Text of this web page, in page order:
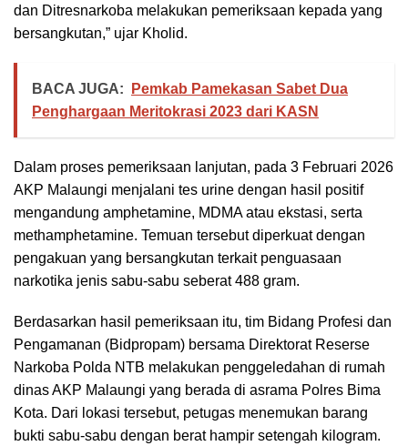
dan Ditresnarkoba melakukan pemeriksaan kepada yang
bersangkutan,” ujar Kholid.
BACA JUGA:
Pemkab Pamekasan Sabet Dua
Penghargaan Meritokrasi 2023 dari KASN
Dalam proses pemeriksaan lanjutan, pada 3 Februari 2026
AKP Malaungi menjalani tes urine dengan hasil positif
mengandung amphetamine, MDMA atau ekstasi, serta
methamphetamine. Temuan tersebut diperkuat dengan
pengakuan yang bersangkutan terkait penguasaan
narkotika jenis sabu-sabu seberat 488 gram.
Berdasarkan hasil pemeriksaan itu, tim Bidang Profesi dan
Pengamanan (Bidpropam) bersama Direktorat Reserse
Narkoba Polda NTB melakukan penggeledahan di rumah
dinas AKP Malaungi yang berada di asrama Polres Bima
Kota. Dari lokasi tersebut, petugas menemukan barang
bukti sabu-sabu dengan berat hampir setengah kilogram.